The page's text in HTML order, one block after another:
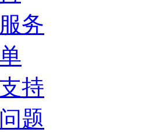
务
持
题